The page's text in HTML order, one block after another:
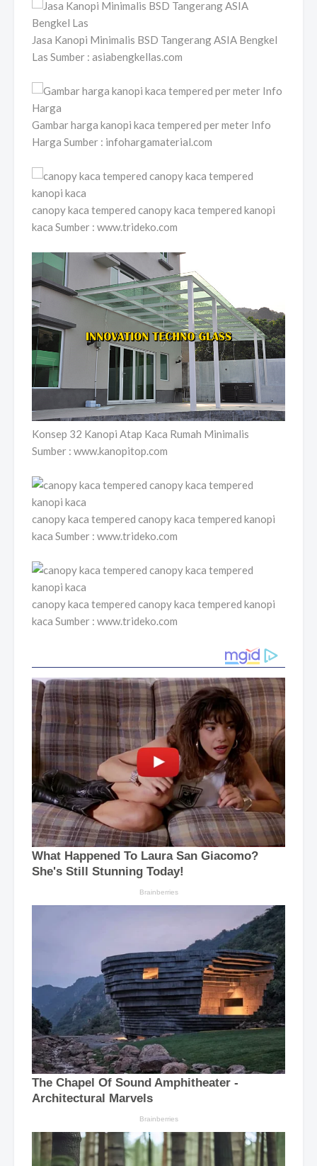
Jasa Kanopi Minimalis BSD Tangerang ASIA Bengkel
Las Sumber : asiabengkellas.com
Gambar harga kanopi kaca tempered per meter Info
Harga Sumber : infohargamaterial.com
canopy kaca tempered canopy kaca tempered kanopi
kaca Sumber : www.trideko.com
Konsep 32 Kanopi Atap Kaca Rumah Minimalis
Sumber : www.kanopitop.com
canopy kaca tempered canopy kaca tempered kanopi
kaca Sumber : www.trideko.com
canopy kaca tempered canopy kaca tempered kanopi
kaca Sumber : www.trideko.com